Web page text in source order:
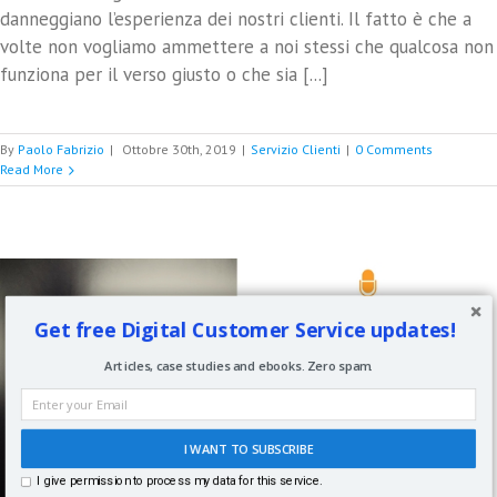
danneggiano l’esperienza dei nostri clienti. Il fatto è che a
volte non vogliamo ammettere a noi stessi che qualcosa non
funziona per il verso giusto o che sia [...]
By Paolo Fabrizio | Ottobre 30th, 2019 | Servizio Clienti | 0 Comments
Read More
Get free Digital Customer Service updates!
I WANT TO SUBSCRIBE
I give permission to process my data for this service.
Articles, case studies and ebooks. Zero spam.